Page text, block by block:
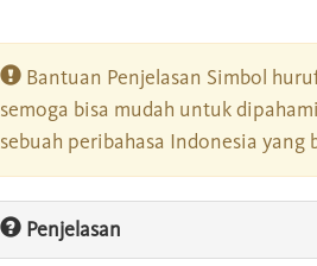
Bantuan Penjelasan Simbol
semoga bisa mudah untuk
sebuah peribahasa Indonesia
Penjelasan